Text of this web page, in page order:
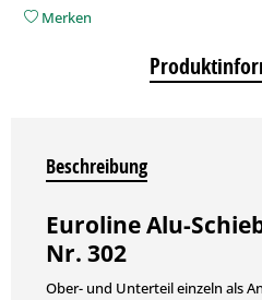
Merken
Beschreibung
Euroline Alu-
Nr. 302
Ober- und Unterteil einzeln als